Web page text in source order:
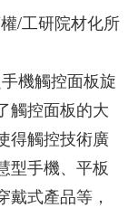
/工研院材化所
機觸控面板旋
觸控面板的大
得觸控技術廣
型手機、平板
式產品等，